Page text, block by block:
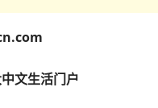
文生活门户